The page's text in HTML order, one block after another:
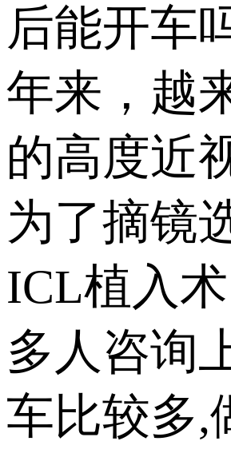
后能开车
年来，越
的高度近
为了摘镜
ICL植入
多人咨询
车比较多,